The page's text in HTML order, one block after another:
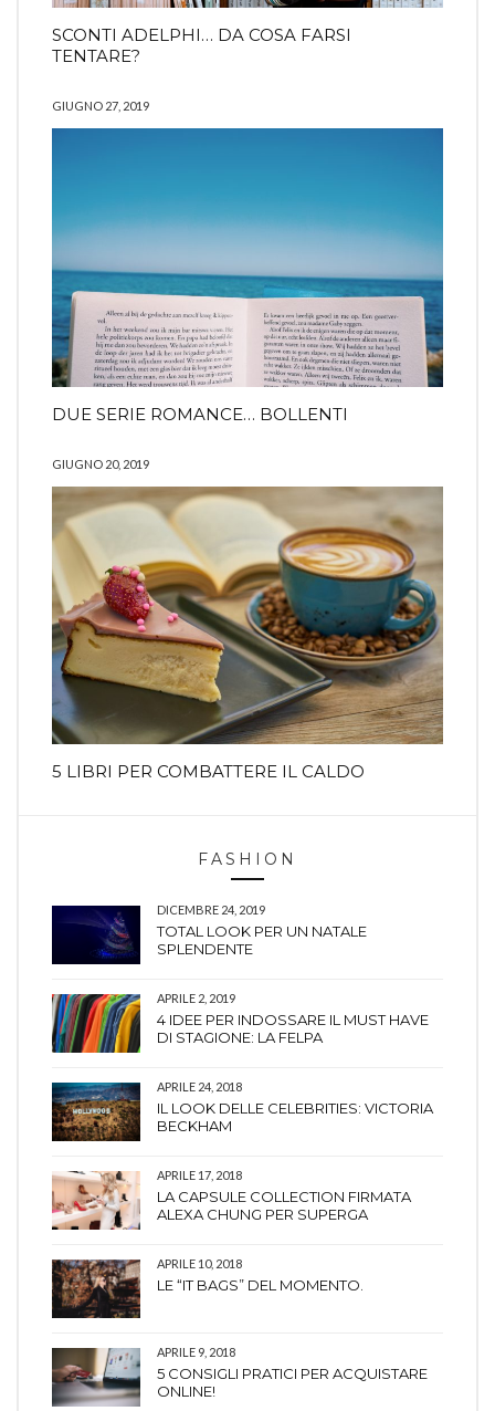
SCONTI ADELPHI… DA COSA FARSI
TENTARE?
GIUGNO 27, 2019
DUE SERIE ROMANCE… BOLLENTI
GIUGNO 20, 2019
5 LIBRI PER COMBATTERE IL CALDO
FASHION
DICEMBRE 24, 2019
TOTAL LOOK PER UN NATALE
SPLENDENTE
APRILE 2, 2019
4 IDEE PER INDOSSARE IL MUST HAVE
DI STAGIONE: LA FELPA
APRILE 24, 2018
IL LOOK DELLE CELEBRITIES: VICTORIA
BECKHAM
APRILE 17, 2018
LA CAPSULE COLLECTION FIRMATA
ALEXA CHUNG PER SUPERGA
APRILE 10, 2018
LE “IT BAGS” DEL MOMENTO.
APRILE 9, 2018
5 CONSIGLI PRATICI PER ACQUISTARE
ONLINE!